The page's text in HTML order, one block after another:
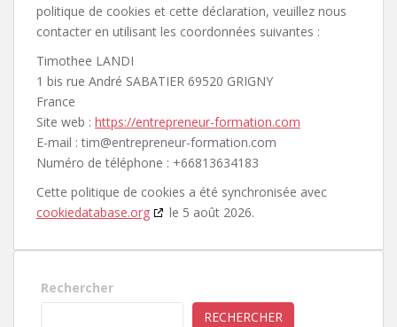
politique de cookies et cette déclaration, veuillez nous
contacter en utilisant les coordonnées suivantes :
Timothee LANDI
1 bis rue André SABATIER 69520 GRIGNY
France
Site web : https://entrepreneur-formation.com
E-mail : tim@entrepreneur-formation.com
Numéro de téléphone : +66813634183
Cette politique de cookies a été synchronisée avec
cookiedatabase.org
le 5 août 2026.
Rechercher
RECHERCHER